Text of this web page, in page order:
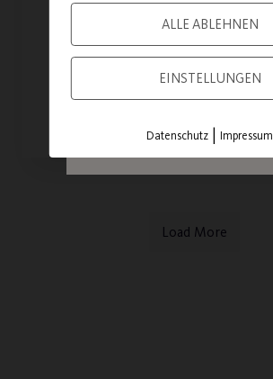
Endlich geht es wieder los mit
Outdoor-Sport!
WEITERLESEN
Load More
ALLE ABLEHNEN
EINSTELLUNGEN
Datenschutz |Impressum
JETZT TICKET
SICHERN